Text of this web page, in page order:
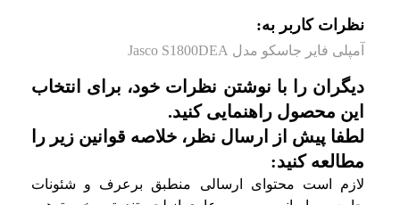
نظرات کاربر به:
آمپلی فایر جاسکو مدل Jasco S1800DEA
دیگران را با نوشتن نظرات خود، برای انتخاب
این محصول راهنمایی کنید.
لطفا پیش از ارسال نظر، خلاصه قوانین زیر را
مطالعه کنید:
لازم است محتوای ارسالی منطبق برعرف و شئونات